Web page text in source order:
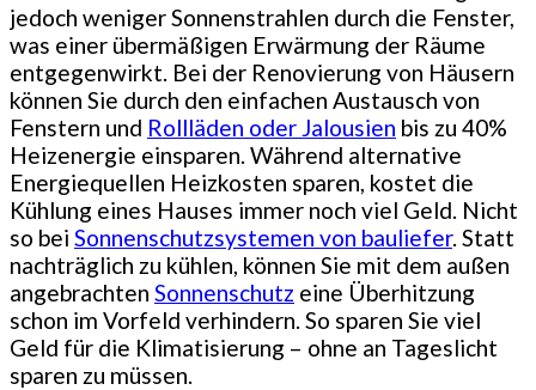
jedoch weniger Sonnenstrahlen durch die Fenster,
was einer übermäßigen Erwärmung der Räume
entgegenwirkt. Bei der Renovierung von Häusern
können Sie durch den einfachen Austausch von
Fenstern und Rollläden oder Jalousien bis zu 40%
Heizenergie einsparen. Während alternative
Energiequellen Heizkosten sparen, kostet die
Kühlung eines Hauses immer noch viel Geld. Nicht
so bei Sonnenschutzsystemen von bauliefer. Statt
nachträglich zu kühlen, können Sie mit dem außen
angebrachten Sonnenschutz eine Überhitzung
schon im Vorfeld verhindern. So sparen Sie viel
Geld für die Klimatisierung – ohne an Tageslicht
sparen zu müssen.